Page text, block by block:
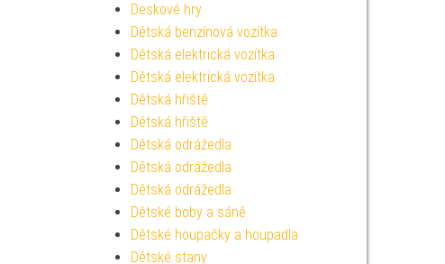
Deskové hry
Dětská benzínová vozítka
Dětská elektrická vozítka
Dětská elektrická vozítka
Dětská hřiště
Dětská hřiště
Dětská odrážedla
Dětská odrážedla
Dětská odrážedla
Dětské boby a sáně
Dětské houpačky a houpadla
Dětské stany